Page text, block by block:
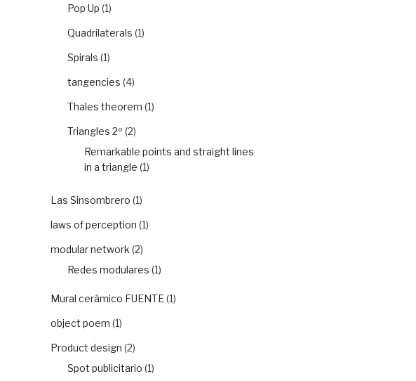
Pop Up (1)
Quadrilaterals (1)
Spirals (1)
tangencies (4)
Thales theorem (1)
Triangles 2º (2)
Remarkable points and straight lines
in a triangle (1)
Las Sinsombrero (1)
laws of perception (1)
modular network (2)
Redes modulares (1)
Mural cerámico FUENTE(1)
object poem (1)
Product design (2)
Spot publicitario (1)